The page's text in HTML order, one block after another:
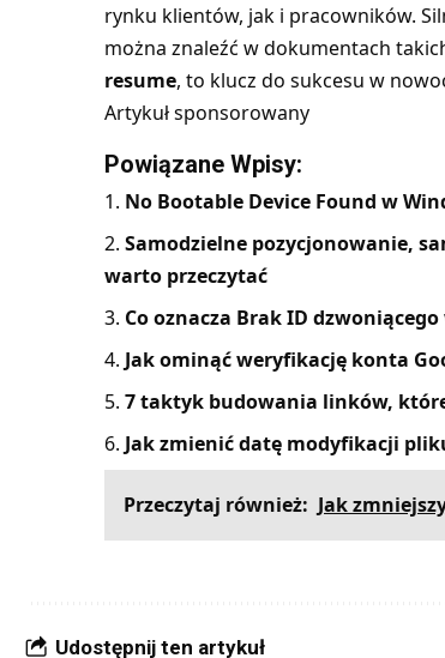
rynku klientów, jak i pracowników.
można znaleźć w dokumentach
resume, to klucz do sukcesu w
Artykuł sponsorowany
Powiązane Wpisy:
No Bootable Device Found w
Samodzielne pozycjonowanie,
warto przeczytać
Co oznacza Brak ID
Jak ominąć weryfikację konta
7 taktyk budowania linków,
Jak zmienić datę modyfikacji
Przeczytaj również: Jak
Udostępnij ten artykuł